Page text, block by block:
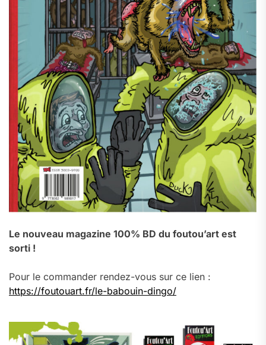
Le nouveau magazine 100% BD du foutou’art est
sorti !
Pour le commander rendez-vous sur ce lien :
https://foutouart.fr/le-babouin-dingo/